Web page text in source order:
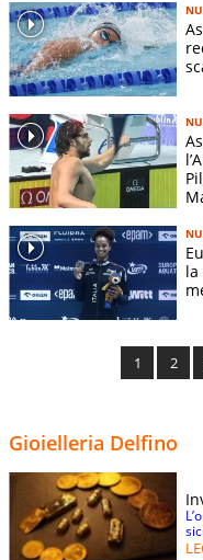
la
1 2
Gioielleria Delfino